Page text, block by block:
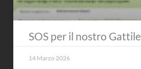
SOS per il nostro Gattile
14 Marzo 2026